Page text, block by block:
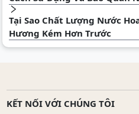
Tại Sao Chất Lượng Nước
Hương Kém Hơn Trước
KẾT NỐI VỚI CHÚNG TÔI